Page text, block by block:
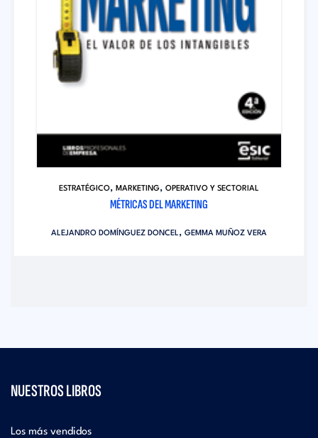
ESTRATÉGICO, MARKETING, OPERATIVO Y SECTORIAL
MÉTRICAS DEL MARKETING
ALEJANDRO DOMÍNGUEZ DONCEL, GEMMA MUÑOZ VERA
NUESTROS LIBROS
Los más vendidos